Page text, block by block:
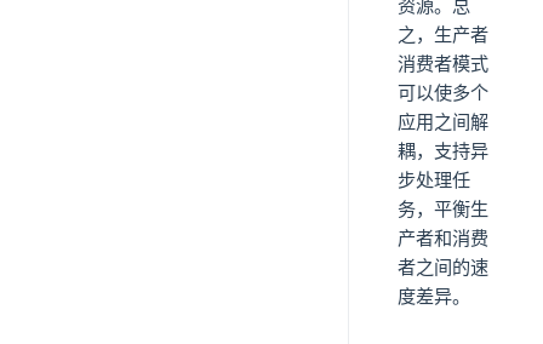
资源。总
之，生产者
消费者模式
可以使多个
应用之间解
耦，支持异
步处理任
务，平衡生
产者和消费
者之间的速
度差异。